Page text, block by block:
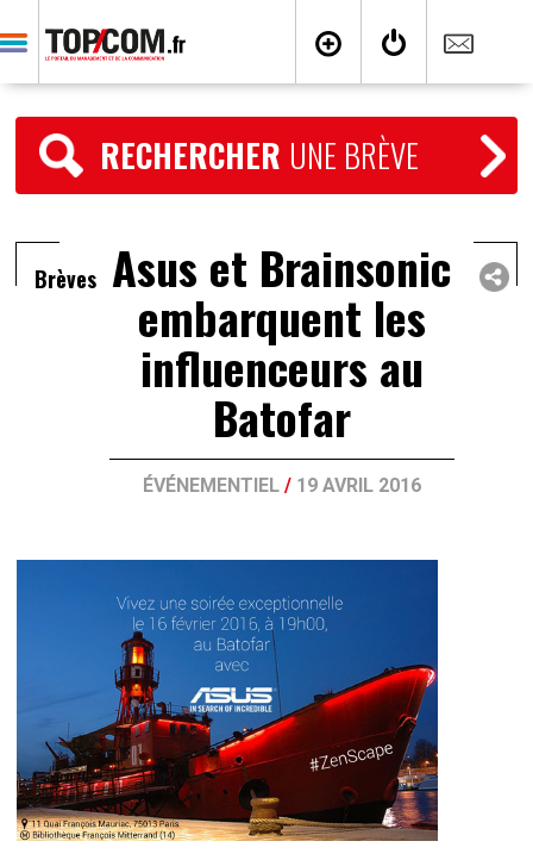
RECHERCHER UNE BRÈVE
Brèves Asus et Brainsonic
embarquent les
influenceurs au
Batofar
ÉVÉNEMENTIEL/ 19 AVRIL 2016